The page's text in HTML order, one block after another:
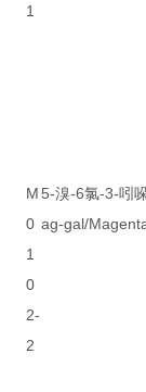
1
M
0
1
0
2-
2
5-溴-6氯-3-吲
ag-gal/